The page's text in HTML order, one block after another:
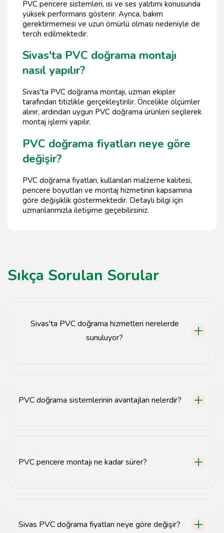
PVC pencere sistemleri, ısı ve ses yalıtımı konusunda
yüksek performans gösterir. Ayrıca, bakım
gerektirmemesi ve uzun ömürlü olması nedeniyle de
tercih edilmektedir.
Sivas'ta PVC doğrama montajı
nasıl yapılır?
Sivas'ta PVC doğrama montajı, uzman ekipler
tarafından titizlikle gerçekleştirilir. Öncelikle ölçümler
alınır, ardından uygun PVC doğrama ürünleri seçilerek
montaj işlemi yapılır.
PVC doğrama fiyatları neye göre
değişir?
PVC doğrama fiyatları, kullanılan malzeme kalitesi,
pencere boyutları ve montaj hizmetinin kapsamına
göre değişiklik göstermektedir. Detaylı bilgi için
uzmanlarımızla iletişime geçebilirsiniz.
Sıkça Sorulan Sorular
Sivas'ta PVC doğrama hizmetleri nerelerde
sunuluyor?
PVC doğrama sistemlerinin avantajları nelerdir?
PVC pencere montajı ne kadar sürer?
Sivas PVC doğrama fiyatları neye göre değişir?